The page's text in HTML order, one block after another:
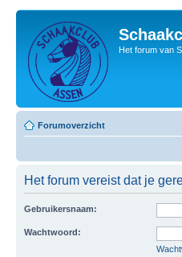
Het forum van
Forumoverzicht
Het forum vereist dat je
Gebruikersnaam:
Wachtwoord: